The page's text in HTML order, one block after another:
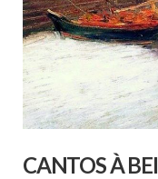
CANTOS À